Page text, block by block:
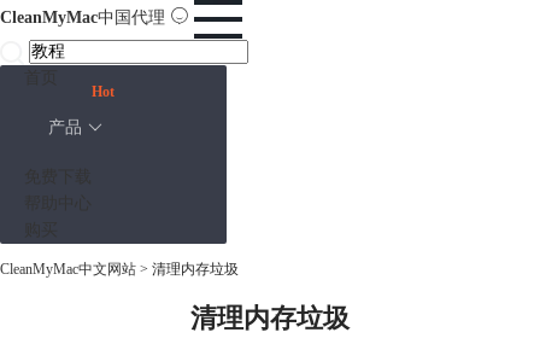
CleanMyMac中国代理
产品
Hot
CleanMyMac中文网站 > 清理内存垃圾
清理内存垃圾